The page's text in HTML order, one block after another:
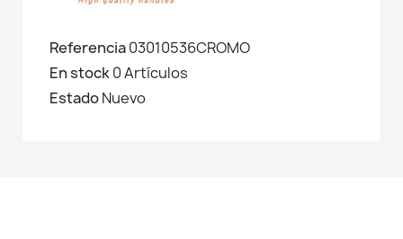
Referencia03010536CROMO
En stock0 Artículos
EstadoNuevo